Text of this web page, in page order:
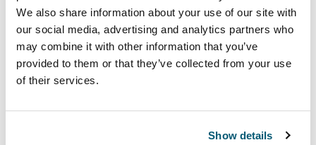
We also share information about your use of our site with
our social media, advertising and analytics partners who
may combine it with other information that you’ve
provided to them or that they’ve collected from your use
of their services.
Show details
privacidad y seguridad de sitios web que no son de
Case Logic. Notarás que nuestro sitio web puede
contener vínculos a otros sitios, como los de nuestros
proveedores de beneficios. Si bien creemos que estos
sitios comparten un compromiso similar con la
cuando llegues a él mediante un vínculo.